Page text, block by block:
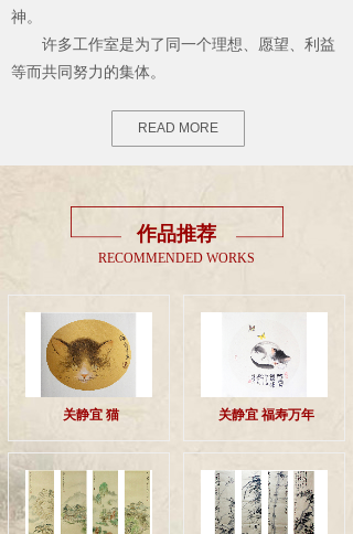
神。
许多工作室是为了同一个理想、愿望、利益
等而共同努力的集体。
READ MORE
关静宜 猫 关静宜 福寿万年
RECOMMENDED WORKS
作品推荐